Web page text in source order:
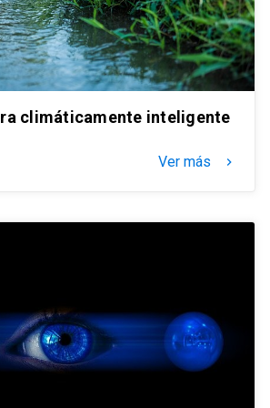
climáticamente inteligente
Ver más keyboard_arrow_right